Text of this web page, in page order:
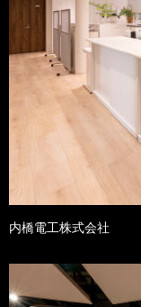
内橋電工株式会社